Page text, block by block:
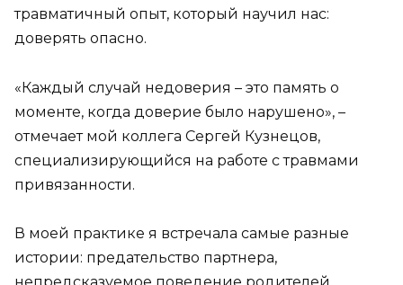
травматичный опыт, который научил нас:
доверять опасно.
«Каждый случай недоверия – это память о
моменте, когда доверие было нарушено», –
отмечает мой коллега Сергей Кузнецов,
специализирующийся на работе с травмами
привязанности.
В моей практике я встречала самые разные
истории: предательство партнера,